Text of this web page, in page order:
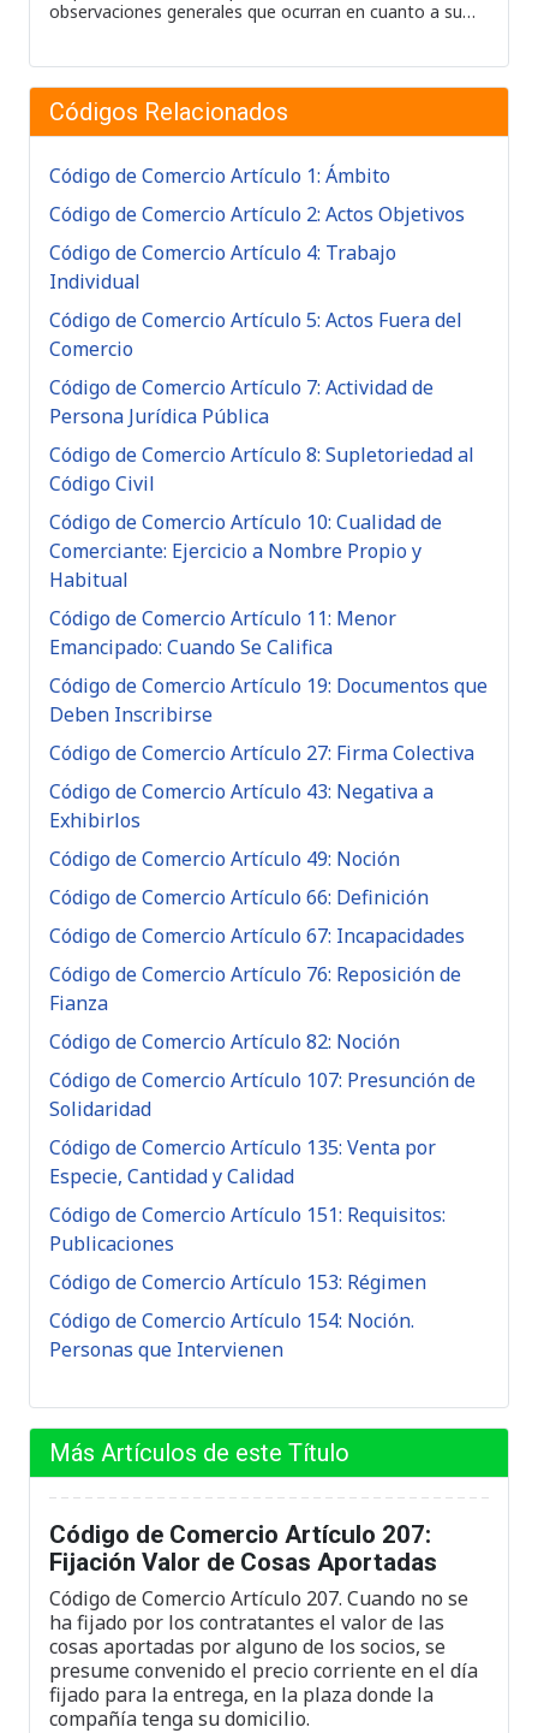
observaciones generales que ocurran en cuanto a su…
Códigos Relacionados
Código de Comercio Artículo 1: Ámbito
Código de Comercio Artículo 2: Actos Objetivos
Código de Comercio Artículo 4: Trabajo
Individual
Código de Comercio Artículo 5: Actos Fuera del
Comercio
Código de Comercio Artículo 7: Actividad de
Persona Jurídica Pública
Código de Comercio Artículo 8: Supletoriedad al
Código Civil
Código de Comercio Artículo 10: Cualidad de
Comerciante: Ejercicio a Nombre Propio y
Habitual
Código de Comercio Artículo 11: Menor
Emancipado: Cuando Se Califica
Código de Comercio Artículo 19: Documentos que
Deben Inscribirse
Código de Comercio Artículo 27: Firma Colectiva
Código de Comercio Artículo 43: Negativa a
Exhibirlos
Código de Comercio Artículo 49: Noción
Código de Comercio Artículo 66: Definición
Código de Comercio Artículo 67: Incapacidades
Código de Comercio Artículo 76: Reposición de
Fianza
Código de Comercio Artículo 82: Noción
Código de Comercio Artículo 107: Presunción de
Solidaridad
Código de Comercio Artículo 135: Venta por
Especie, Cantidad y Calidad
Código de Comercio Artículo 151: Requisitos:
Publicaciones
Código de Comercio Artículo 153: Régimen
Código de Comercio Artículo 154: Noción.
Personas que Intervienen
Más Artículos de este Título
Código de Comercio Artículo 207:
Fijación Valor de Cosas Aportadas
Código de Comercio Artículo 207. Cuando no se
ha fijado por los contratantes el valor de las
cosas aportadas por alguno de los socios, se
presume convenido el precio corriente en el día
fijado para la entrega, en la plaza donde la
compañía tenga su domicilio.